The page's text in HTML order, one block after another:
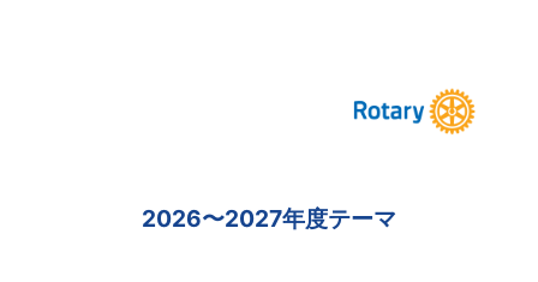
2026〜2027年度テーマ